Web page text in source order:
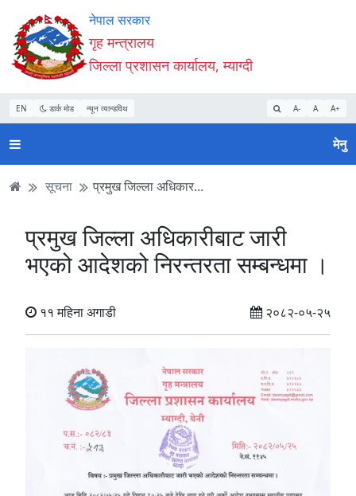
Accessibility
Mode
सुरु
गर्नुहोस्
सामाग्री
पढ्नुहाेस्
नेभिगेसन
पढ्नुहाेस्
वेबसाइट
खोजमा
जानुहोस्
नेपाल सरकार
गृह मन्त्रालय
जिल्ला प्रशासन कार्यालय, म्याग्दी
EN डार्क मोड न्यून व्यान्डविथ A- A A+
मेनु
सूचना प्रमुख जिल्ला अधिकार...
प्रमुख जिल्ला अधिकारीबाट जारी
भएको आदेशको निरन्तरता सम्बन्धमा ।
११ महिना अगाडी २०८२-०५-२५